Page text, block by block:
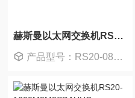
赫斯曼以太网交换机RS20-0800S2S2SDAEHC
产品型号：RS20-0800S2S2SDAEHC